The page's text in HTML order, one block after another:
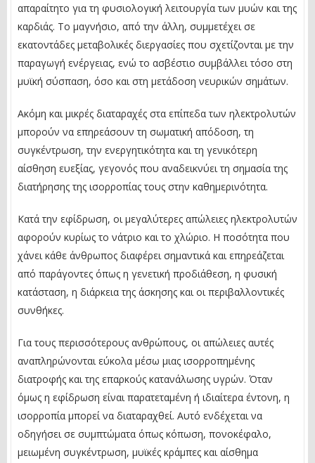
απαραίτητο για τη φυσιολογική λειτουργία των μυών και της
καρδιάς. Το μαγνήσιο, από την άλλη, συμμετέχει σε
εκατοντάδες μεταβολικές διεργασίες που σχετίζονται με την
παραγωγή ενέργειας, ενώ το ασβέστιο συμβάλλει τόσο στη
μυϊκή σύσπαση, όσο και στη μετάδοση νευρικών σημάτων.
Ακόμη και μικρές διαταραχές στα επίπεδα των ηλεκτρολυτών
μπορούν να επηρεάσουν τη σωματική απόδοση, τη
συγκέντρωση, την ενεργητικότητα και τη γενικότερη
αίσθηση ευεξίας, γεγονός που αναδεικνύει τη σημασία της
διατήρησης της ισορροπίας τους στην καθημερινότητα.
Κατά την εφίδρωση, οι μεγαλύτερες απώλειες ηλεκτρολυτών
αφορούν κυρίως το νάτριο και το χλώριο. Η ποσότητα που
χάνει κάθε άνθρωπος διαφέρει σημαντικά και επηρεάζεται
από παράγοντες όπως η γενετική προδιάθεση, η φυσική
κατάσταση, η διάρκεια της άσκησης και οι περιβαλλοντικές
συνθήκες.
Για τους περισσότερους ανθρώπους, οι απώλειες αυτές
αναπληρώνονται εύκολα μέσω μιας ισορροπημένης
διατροφής και της επαρκούς κατανάλωσης υγρών. Όταν
όμως η εφίδρωση είναι παρατεταμένη ή ιδιαίτερα έντονη, η
ισορροπία μπορεί να διαταραχθεί. Αυτό ενδέχεται να
οδηγήσει σε συμπτώματα όπως κόπωση, πονοκέφαλο,
μειωμένη συγκέντρωση, μυϊκές κράμπες και αίσθημα